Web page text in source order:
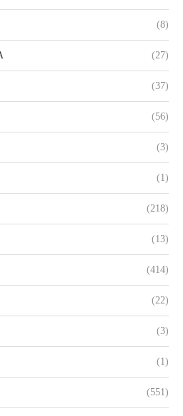
(8)
(27)
(37)
(56)
(3)
(1)
(218)
(13)
(414)
(22)
(3)
(1)
(551)